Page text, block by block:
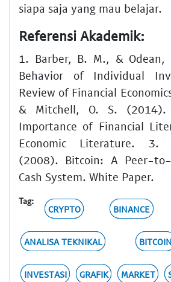
siapa saja yang mau belajar.
Referensi Akademik:
1. Barber, B. M., &
Behavior of Individual
Review of Financial
& Mitchell, O. S. (2014).
Importance of Financial
Economic Literature. 3.
(2008). Bitcoin: A Peer-to-
Cash System. White Paper.
Tag:
CRYPTO BINANCE
ANALISA TEKNIKAL BITCOIN
INVESTASI GRAFIK MARKET